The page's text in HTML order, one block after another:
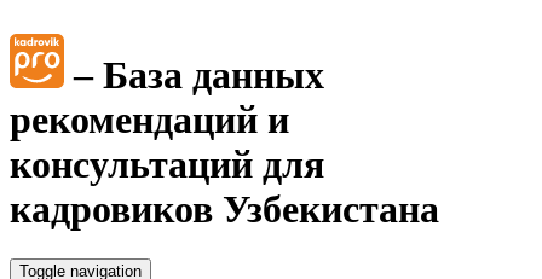
– База данных
рекомендаций и
консультаций для
кадровиков Узбекистана
Toggle navigation